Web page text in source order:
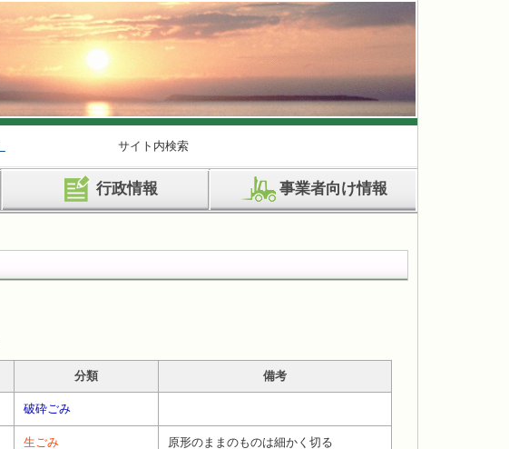
サイト内検索
行政情報 事業者向け情報
分類 備考
破砕ごみ
生ごみ 原形のままのものは細かく切る